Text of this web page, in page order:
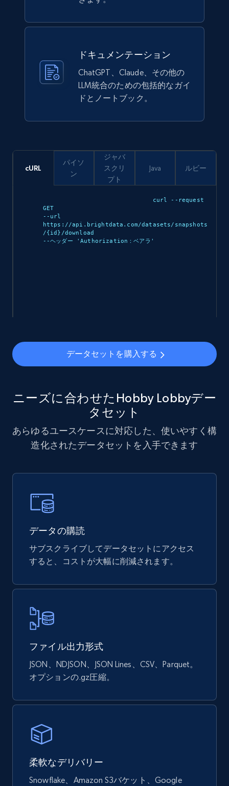
Ikea - Products
eCommerce
Walmart sellers info
Seller id, URL, Catalog seller id, Seller name, Seller
about us, and more.
eCommerce
count, Description, Image, and more.
eCommerce
897+ 114+ 今すぐ購入
Sephora products
eCommerce
Naver products
URL, Product id, Title, Original price, Final price,
Discount rate, Currency, Description, and more.
eCommerce
838+ 46+
Google Shopping products search US
URL, Product id, Title, Final price, Initial price,
eCommerce
ドキュメンテーション
ChatGPT、Claude、その他の
LLM統合のための包括的なガイ
ドとノートブック。
cURL
curl --request
GET
--url
https://api.brightdata.com/datasets/snapshots
/{id}/download
--ヘッダー 'Authorization：ベアラ '
パイソ
ン
ジャバ
スクリ
プト
Java ルビー
データセットを購入する
ニーズに合わせたHobby Lobbyデー
タセット
あらゆるユースケースに対応した、使いやすく構
造化されたデータセットを入手できます
データの購読
サブスクライブしてデータセットにアクセス
すると、コストが大幅に削減されます。
ファイル出力形式
JSON、NDJSON、JSON Lines、CSV、Parquet。
オプションの.gz圧縮。
柔軟なデリバリー
Snowflake、Amazon S3バケット、Google